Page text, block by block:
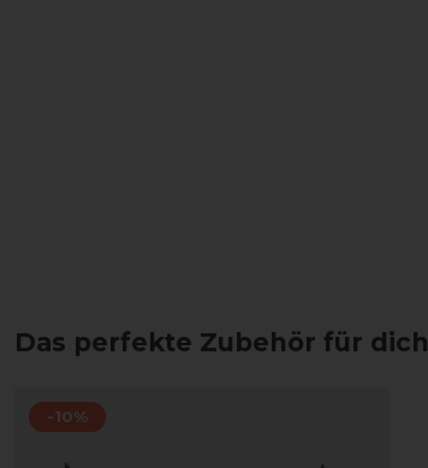
Das perfekte Zubehör für dich
-10%